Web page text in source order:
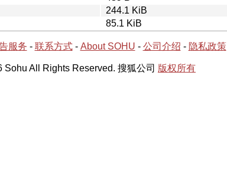
244.1 KiB
85.1 KiB
服务 - 联系方式- About SOHU - 公司介绍 - 隐私政策
All Rights Reserved. 搜狐公司 版权所有